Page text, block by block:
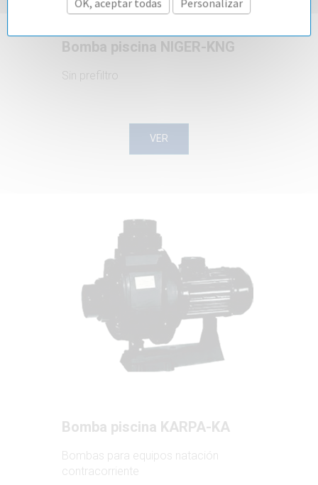
Bomba piscina NIGER-KNG
Sin prefiltro
VER
Bomba piscina KARPA-KA
Bombas para equipos natación
contracorriente
OK, aceptar todas Personalizar